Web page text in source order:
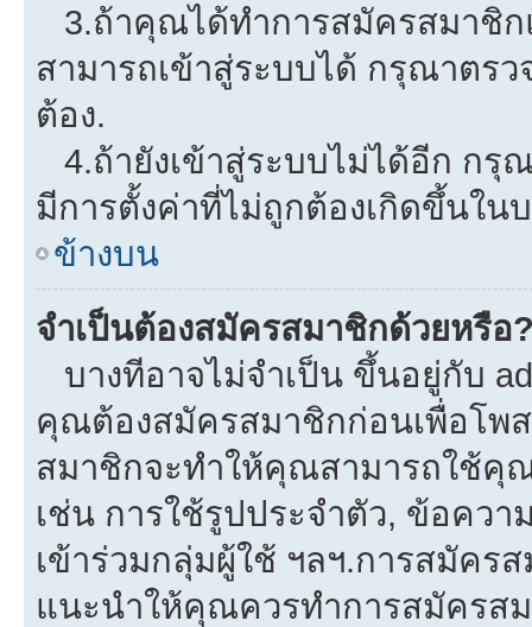
3.ถ้าคุณได้ทำการสมัครสมาชิ
สามารถเข้าสู่ระบบได้ กรุณาตรว
ต้อง.
4.ถ้ายังเข้าสู่ระบบไม่ได้อีก กรุ
มีการตั้งค่าที่ไม่ถูกต้องเกิดขึ้นใน
ข้างบน
จำเป็นต้องสมัครสมาชิกด้วยหรือ
บางทีอาจไม่จำเป็น ขึ้นอยู่กับ
คุณต้องสมัครสมาชิกก่อนเพื่อโพ
สมาชิกจะทำให้คุณสามารถใช้คุ
เช่น การใช้รูปประจำตัว, ข้อคว
เข้าร่วมกลุ่มผู้ใช้ ฯลฯ.การสมัคร
แนะนำให้คุณควรทำการสมัครส